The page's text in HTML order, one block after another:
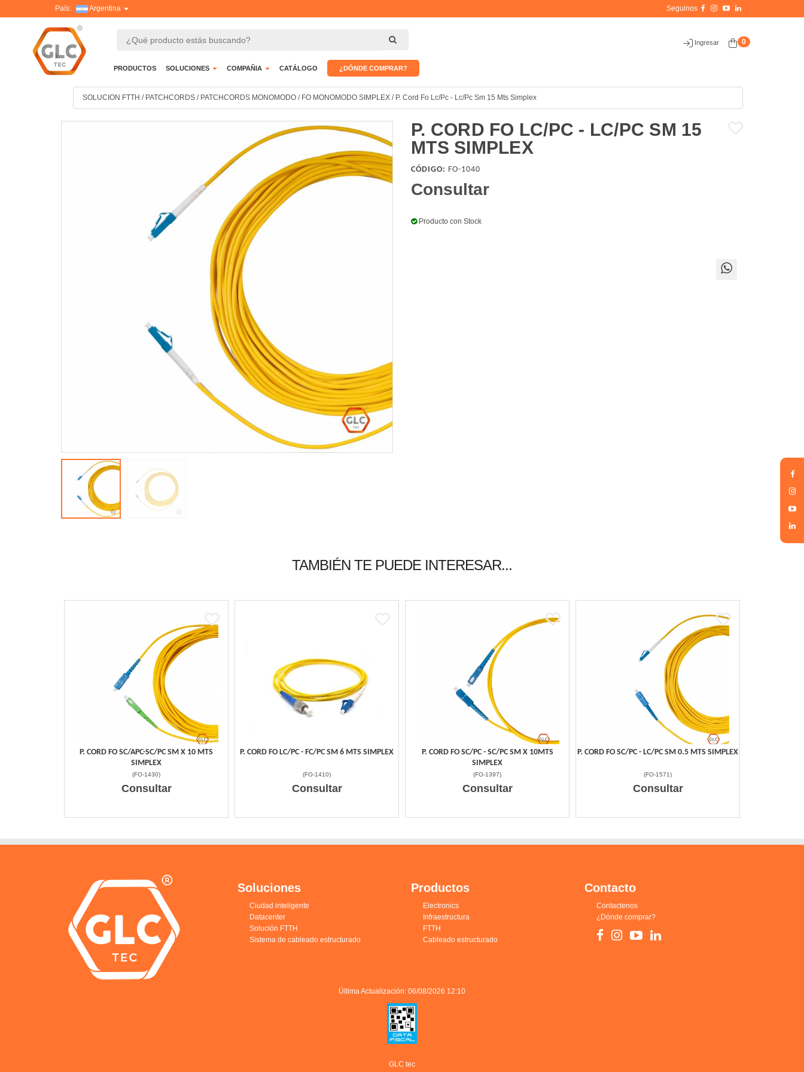
Ingresar 0
PRODUCTOS SOLUCIONES COMPAÑIA CATÁLOGO ¿DÓNDE COMPRAR?
País: Argentina
SOLUCION FTTH / PATCHCORDS / PATCHCORDS MONOMODO / FO MONOMODO SIMPLEX / P. Cord Fo Lc/Pc - Lc/Pc Sm 15 Mts Simplex
P. CORD FO LC/PC - LC/PC SM 15
MTS SIMPLEX
CÓDIGO: FO-1040
Consultar
Producto con Stock
TAMBIÉN TE PUEDE INTERESAR...
P. CORD FO SC/APC-SC/PC SM X 10 MTS
SIMPLEX
(FO-1430)
Consultar
P. CORD FO LC/PC - FC/PC SM 6 MTS SIMPLEX
(FO-1410)
Consultar
P. CORD FO SC/PC - SC/PC SM X 10MTS
SIMPLEX
(FO-1397)
Consultar
P. CORD FO SC/PC - LC/PC SM 0.5 MTS SIMPLEX
(FO-1571)
Consultar
Soluciones
Ciudad inteligente
Datacenter
Solución FTTH
Sistema de cableado estructurado
Productos
Electronics
Infraestructura
FTTH
Cableado estructurado
Contacto
Contactenos
¿Dónde comprar?
Última Actualización: 06/08/2026 12:10
GLC tec